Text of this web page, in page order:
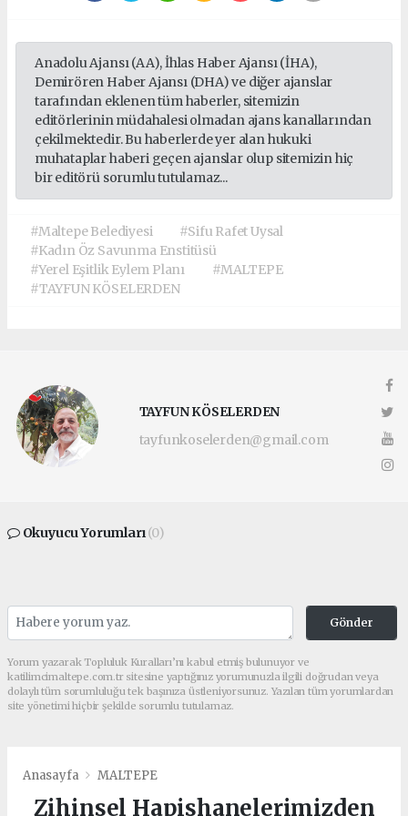
Anadolu Ajansı (AA), İhlas Haber Ajansı (İHA),
Demirören Haber Ajansı (DHA) ve diğer ajanslar
tarafından eklenen tüm haberler, sitemizin
editörlerinin müdahalesi olmadan ajans kanallarından
çekilmektedir. Bu haberlerde yer alan hukuki
muhataplar haberi geçen ajanslar olup sitemizin hiç
bir editörü sorumlu tutulamaz...
#Maltepe Belediyesi
#Sifu Rafet Uysal
#Kadın Öz Savunma Enstitüsü
#Yerel Eşitlik Eylem Planı
#MALTEPE
#TAYFUN KÖSELERDEN
TAYFUN KÖSELERDEN
tayfunkoselerden@gmail.com
Okuyucu Yorumları(0)
Gönder
Yorum yazarak Topluluk Kuralları’nı kabul etmiş bulunuyor ve
katilimcimaltepe.com.tr sitesine yaptığınız yorumunuzla ilgili doğrudan veya
dolaylı tüm sorumluluğu tek başınıza üstleniyorsunuz. Yazılan tüm yorumlardan
site yönetimi hiçbir şekilde sorumlu tutulamaz.
Anasayfa MALTEPE
Zihinsel Hapishanelerimizden